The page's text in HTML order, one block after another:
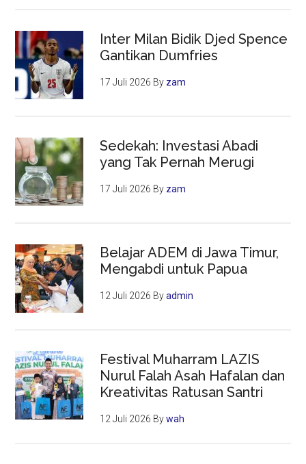
Inter Milan Bidik Djed Spence
Gantikan Dumfries
17 Juli 2026 By zam
Sedekah: Investasi Abadi
yang Tak Pernah Merugi
17 Juli 2026 By zam
Belajar ADEM di Jawa Timur,
Mengabdi untuk Papua
12 Juli 2026 Byadmin
Festival Muharram LAZIS
Nurul Falah Asah Hafalan dan
Kreativitas Ratusan Santri
12 Juli 2026 Bywah